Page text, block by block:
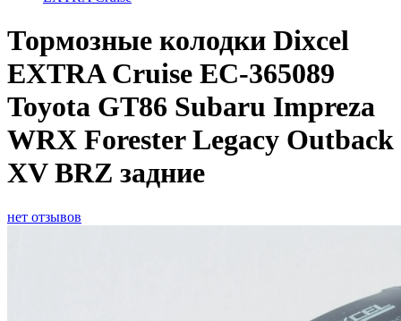
Тормозные колодки Dixcel
EXTRA Cruise EC-365089
Toyota GT86 Subaru Impreza
WRX Forester Legacy Outback
XV BRZ задние
нет отзывов